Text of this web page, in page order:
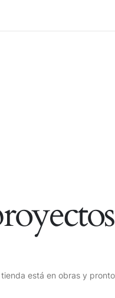
está en obras y